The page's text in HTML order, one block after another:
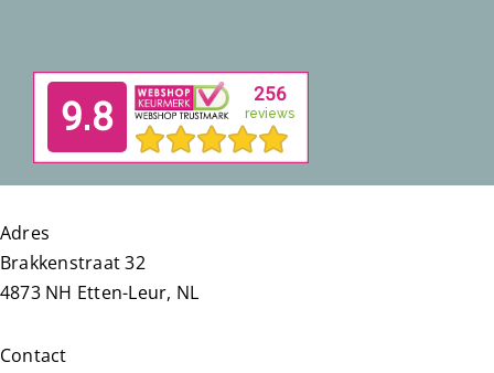
Adres
Brakkenstraat 32
4873 NH Etten-Leur, NL
Contact